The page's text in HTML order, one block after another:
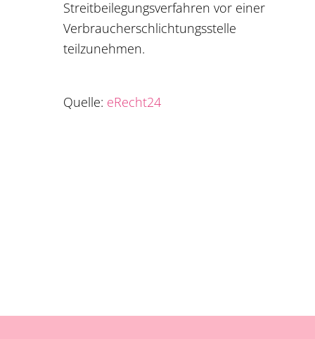
Streitbeilegungsverfahren vor einer
Verbraucherschlichtungsstelle
teilzunehmen.
Quelle: eRecht24